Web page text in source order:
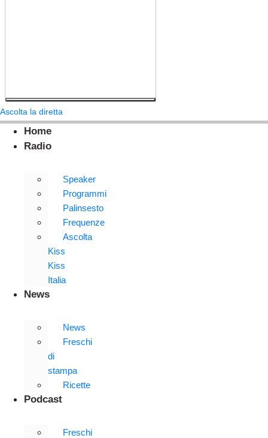
Ascolta la diretta
Home
Radio
Speaker
Programmi
Palinsesto
Frequenze
Ascolta
Kiss
Kiss
Italia
News
News
Freschi
di
stampa
Ricette
Podcast
Freschi